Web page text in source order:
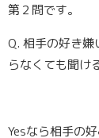
第２問です。
Q. 相手の好き
らなくても聞け
Yesなら相手の